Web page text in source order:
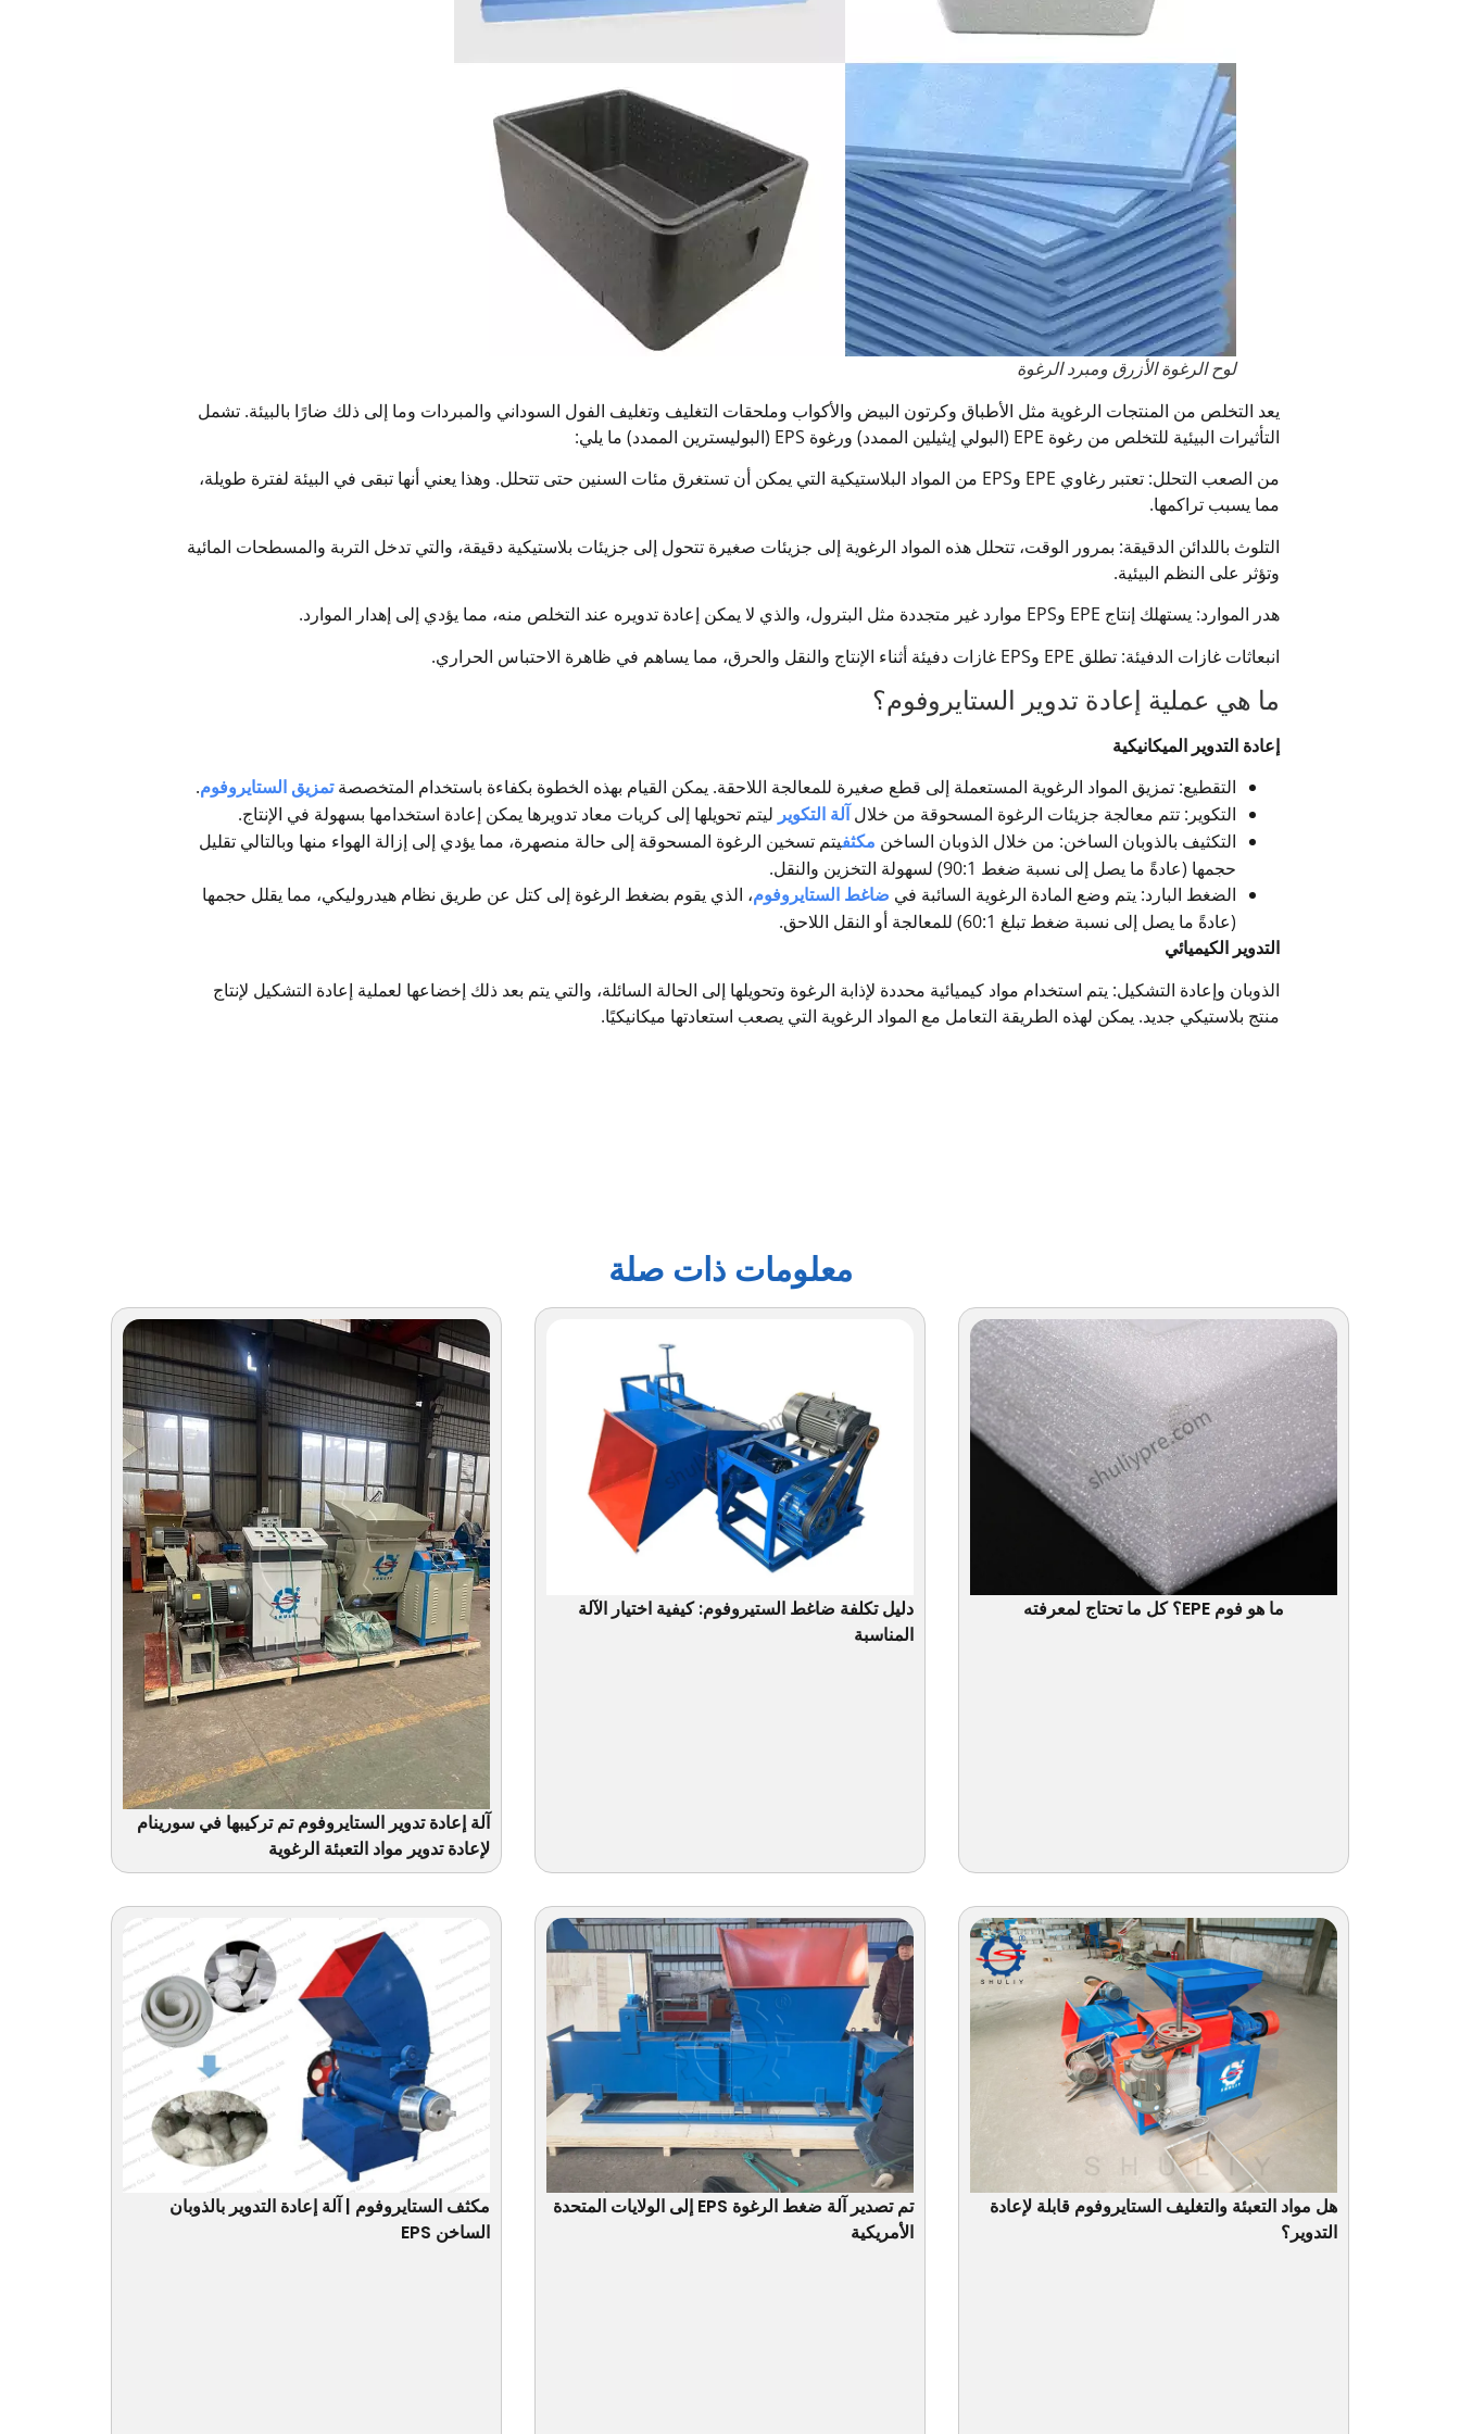
لوح الرغوة الأزرق ومبرد الرغوة
يعد التخلص من المنتجات الرغوية مثل الأطباق وكرتون البيض والأكواب وملحقات التغليف وتغليف الفول السوداني والمبردات وما إلى ذلك ضارًا بالبيئة. تشمل
التأثيرات البيئية للتخلص من رغوة EPE (البولي إيثيلين الممدد) ورغوة EPS (البوليسترين الممدد) ما يلي:
من الصعب التحلل: تعتبر رغاوي EPE وEPS من المواد البلاستيكية التي يمكن أن تستغرق مئات السنين حتى تتحلل. وهذا يعني أنها تبقى في البيئة لفترة طويلة،
مما يسبب تراكمها.
التلوث باللدائن الدقيقة: بمرور الوقت، تتحلل هذه المواد الرغوية إلى جزيئات صغيرة تتحول إلى جزيئات بلاستيكية دقيقة، والتي تدخل التربة والمسطحات المائية
وتؤثر على النظم البيئية.
هدر الموارد: يستهلك إنتاج EPE وEPS موارد غير متجددة مثل البترول، والذي لا يمكن إعادة تدويره عند التخلص منه، مما يؤدي إلى إهدار الموارد.
انبعاثات غازات الدفيئة: تطلق EPE وEPS غازات دفيئة أثناء الإنتاج والنقل والحرق، مما يساهم في ظاهرة الاحتباس الحراري.
ما هي عملية إعادة تدوير الستايروفوم؟
إعادة التدوير الميكانيكية
التقطيع: تمزيق المواد الرغوية المستعملة إلى قطع صغيرة للمعالجة اللاحقة. يمكن القيام بهذه الخطوة بكفاءة باستخدام المتخصصةتمزيق الستايروفوم.
التكوير: تتم معالجة جزيئات الرغوة المسحوقة من خلال آلة التكوير ليتم تحويلها إلى كريات معاد تدويرها يمكن إعادة استخدامها بسهولة في الإنتاج.
التكثيف بالذوبان الساخن: من خلال الذوبان الساخن مكثفيتم تسخين الرغوة المسحوقة إلى حالة منصهرة، مما يؤدي إلى إزالة الهواء منها وبالتالي تقليل
حجمها (عادةً ما يصل إلى نسبة ضغط 90:1) لسهولة التخزين والنقل.
الضغط البارد: يتم وضع المادة الرغوية السائبة في ضاغط الستايروفوم، الذي يقوم بضغط الرغوة إلى كتل عن طريق نظام هيدروليكي، مما يقلل حجمها
(عادةً ما يصل إلى نسبة ضغط تبلغ 60:1) للمعالجة أو النقل اللاحق.
التدوير الكيميائي
الذوبان وإعادة التشكيل: يتم استخدام مواد كيميائية محددة لإذابة الرغوة وتحويلها إلى الحالة السائلة، والتي يتم بعد ذلك إخضاعها لعملية إعادة التشكيل لإنتاج
منتج بلاستيكي جديد. يمكن لهذه الطريقة التعامل مع المواد الرغوية التي يصعب استعادتها ميكانيكيًا.
معلومات ذات صلة
ما هو فوم EPE؟ كل ما تحتاج لمعرفته
دليل تكلفة ضاغط الستيروفوم: كيفية اختيار الآلة
المناسبة
آلة إعادة تدوير الستايروفوم تم تركيبها في سورينام
لإعادة تدوير مواد التعبئة الرغوية
هل مواد التعبئة والتغليف الستايروفوم قابلة لإعادة
التدوير؟
تم تصدير آلة ضغط الرغوة EPS إلى الولايات المتحدة
الأمريكية
مكثف الستايروفوم | آلة إعادة التدوير بالذوبان
الساخن EPS